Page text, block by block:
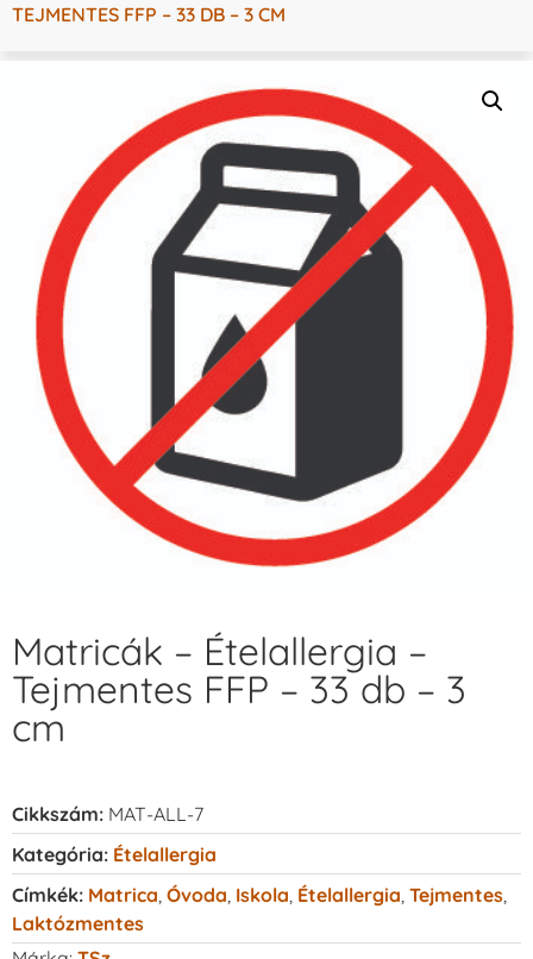
TEJMENTES FFP – 33 DB – 3 CM
Matricák – Ételallergia –
Tejmentes FFP – 33 db – 3
cm
Cikkszám: MAT-ALL-7
Kategória: Ételallergia
Címkék: Matrica Óvoda Iskola Ételallergia Tejmentes
Laktózmentes